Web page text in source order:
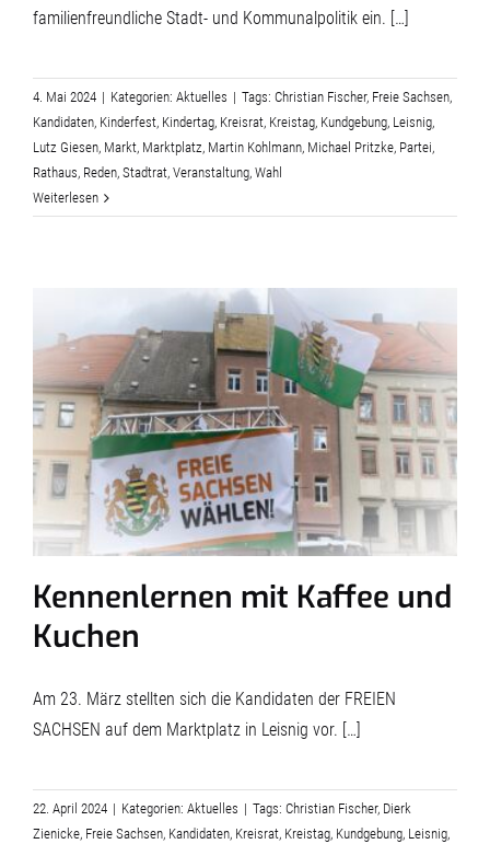
familienfreundliche Stadt- und Kommunalpolitik ein. […]
4. Mai 2024 | Kategorien: Aktuelles | Tags: Christian Fischer, Freie Sachsen,
Kandidaten, Kinderfest, Kindertag, Kreisrat, Kreistag, Kundgebung, Leisnig,
Lutz Giesen, Markt, Marktplatz, Martin Kohlmann, Michael Pritzke, Partei,
Rathaus, Reden, Stadtrat, Veranstaltung, Wahl
Weiterlesen
Kennenlernen mit Kaffee und
Kuchen
Am 23. März stellten sich die Kandidaten der FREIEN
SACHSEN auf dem Marktplatz in Leisnig vor. […]
22. April 2024 | Kategorien: Aktuelles | Tags: Christian Fischer, Dierk
Zienicke, Freie Sachsen, Kandidaten, Kreisrat, Kreistag, Kundgebung, Leisnig,